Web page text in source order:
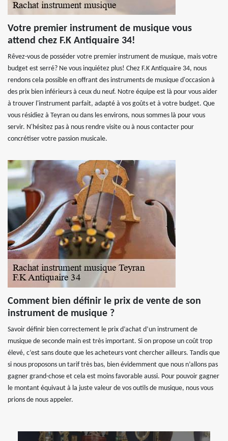
Votre premier instrument de musique vous
attend chez F.K Antiquaire 34!
Rêvez-vous de posséder votre premier instrument de musique, mais votre
budget est serré? Ne vous inquiétez plus! Chez F.K Antiquaire 34, nous
rendons cela possible en offrant des instruments de musique d'occasion à
des prix bien inférieurs à ceux du neuf. Notre équipe est là pour vous aider
à trouver l'instrument parfait, adapté à vos goûts et à votre budget. Que
vous résidiez à Teyran ou dans les environs, nous sommes là pour vous
servir. N'hésitez pas à nous rendre visite ou à nous contacter pour
concrétiser votre passion musicale.
Comment bien définir le prix de vente de son
instrument de musique ?
Savoir définir bien correctement le prix d’achat d’un instrument de
musique de seconde main est très important. Si on propose un coût trop
élevé, c’est sans doute que les acheteurs vont chercher ailleurs. Tandis que
si nous proposons un tarif très bas, bien évidemment que nous n’allons pas
gagner grand-chose et cela est moins favorable aussi. Pour pouvoir gagner
le montant équivaut à la juste valeur de vos outils de musique, nous vous
prions de nous appeler.